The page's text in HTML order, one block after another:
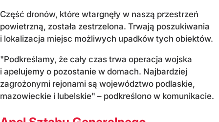
Część dronów, które wtargnęły w naszą przestrzeń
powietrzną, została zestrzelona. Trwają poszukiwania
i lokalizacja miejsc możliwych upadków tych obiektów.
"Podkreślamy, że cały czas trwa operacja wojska
i apelujemy o pozostanie w domach. Najbardziej
zagrożonymi rejonami są województwo podlaskie,
mazowieckie i lubelskie" – podkreślono w komunikacie.